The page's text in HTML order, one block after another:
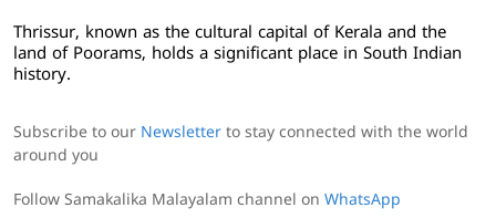
Thrissur, known as the cultural capital of Kerala and the
land of Poorams, holds a significant place in South Indian
history.
Subscribe to our Newsletter to stay connected with the world
around you
Follow Samakalika Malayalam channel on WhatsApp